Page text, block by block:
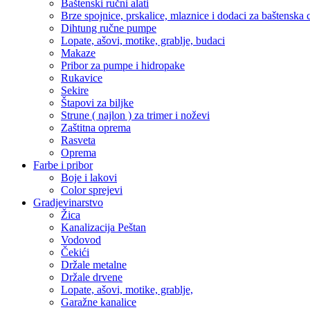
Baštenski ručni alati
Brze spojnice, prskalice, mlaznice i dodaci za baštenska
Dihtung ručne pumpe
Lopate, ašovi, motike, grablje, budaci
Makaze
Pribor za pumpe i hidropake
Rukavice
Sekire
Štapovi za biljke
Strune ( najlon ) za trimer i noževi
Zaštitna oprema
Rasveta
Oprema
Farbe i pribor
Boje i lakovi
Color sprejevi
Gradjevinarstvo
Žica
Kanalizacija Peštan
Vodovod
Čekići
Držale metalne
Držale drvene
Lopate, ašovi, motike, grablje,
Garažne kanalice